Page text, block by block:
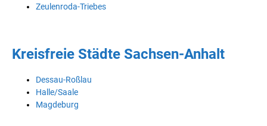
Zeulenroda-Triebes
Kreisfreie Städte Sachsen-Anhalt
Dessau-Roßlau
Halle/Saale
Magdeburg